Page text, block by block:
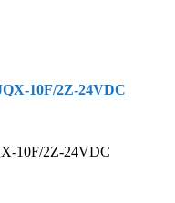
10F/2Z-24VDC
10F/2Z-24VDC